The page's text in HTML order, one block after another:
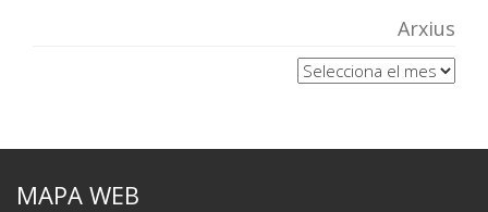
Arxius
Arxius
MAPA WEB